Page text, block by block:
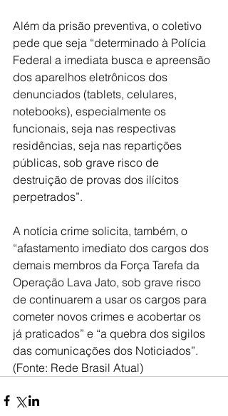
Além da prisão preventiva, o coletivo
pede que seja “determinado à Polícia
Federal a imediata busca e apreensão
dos aparelhos eletrônicos dos
denunciados (tablets, celulares,
notebooks), especialmente os
funcionais, seja nas respectivas
residências, seja nas repartições
públicas, sob grave risco de
destruição de provas dos ilícitos
perpetrados”.
A notícia crime solicita, também, o
“afastamento imediato dos cargos dos
demais membros da Força Tarefa da
Operação Lava Jato, sob grave risco
de continuarem a usar os cargos para
cometer novos crimes e acobertar os
já praticados” e “a quebra dos sigilos
das comunicações dos Noticiados”.
(Fonte: Rede Brasil Atual)